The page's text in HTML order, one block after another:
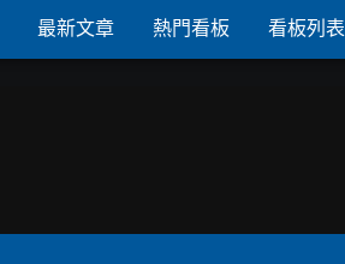
最新文章 熱門看板 看板列表